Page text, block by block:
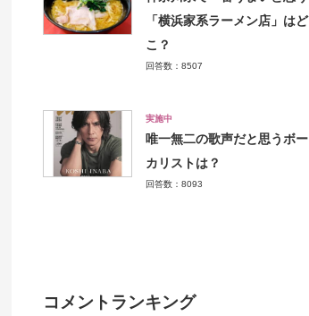
「横浜家系ラーメン店」はど
こ？
回答数：8507
実施中
唯一無二の歌声だと思うボー
カリストは？
回答数：8093
コメントランキング